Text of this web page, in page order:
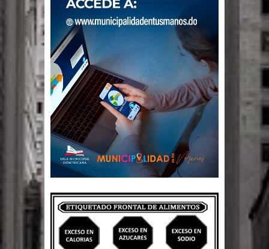
reveló que con Presupuesto
Complementario gobierno endeuda
país con 3,500 millones de dólares
El PRM tendrá desde el próximo
domingo una dirección de hombres